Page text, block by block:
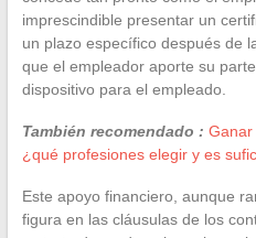
imprescindible presentar un
un plazo específico después de
que el empleador aporte su
dispositivo para el empleado.
También recomendado : Ganar
¿qué profesiones elegir y es
Este apoyo financiero, aunque
figura en las cláusulas de los